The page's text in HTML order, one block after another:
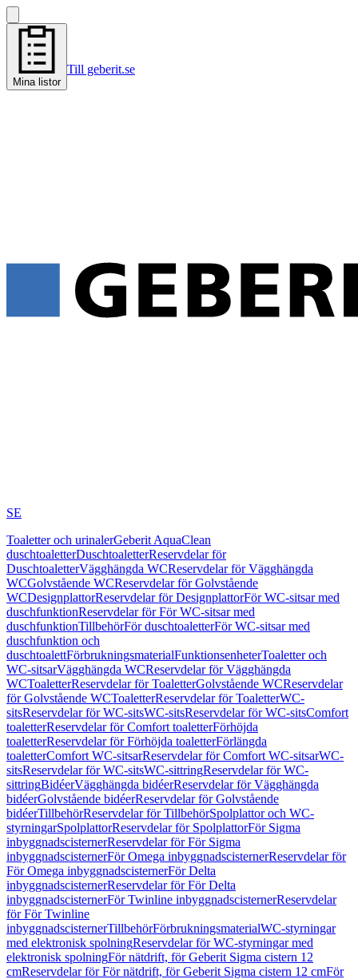
Mina listor
Till geberit.se
SE
Toaletter och urinalerGeberit AquaClean
duschtoaletterDuschtoaletterReservdelar för
DuschtoaletterVägghängda WCReservdelar för Vägghängda
WCGolvstående WCReservdelar för Golvstående
WCDesignplattorReservdelar för DesignplattorFör WC-sitsar med
duschfunktionReservdelar för För WC-sitsar med
duschfunktionTillbehörFör duschtoaletterFör WC-sitsar med
duschfunktion och
duschtoalettFörbrukningsmaterialFunktionsenheterToaletter och
WC-sitsarVägghängda WCReservdelar för Vägghängda
WCToaletterReservdelar för ToaletterGolvstående WCReservdelar
för Golvstående WCToaletterReservdelar för ToaletterWC-
sitsReservdelar för WC-sitsWC-sitsReservdelar för WC-sitsComfort
toaletterReservdelar för Comfort toaletterFörhöjda
toaletterReservdelar för Förhöjda toaletterFörlängda
toaletterComfort WC-sitsarReservdelar för Comfort WC-sitsarWC-
sitsReservdelar för WC-sitsWC-sittringReservdelar för WC-
sittringBidéerVägghängda bidéerReservdelar för Vägghängda
bidéerGolvstående bidéerReservdelar för Golvstående
bidéerTillbehörReservdelar för TillbehörSpolplattor och WC-
styrningarSpolplattorReservdelar för SpolplattorFör Sigma
inbyggnadscisternerReservdelar för För Sigma
inbyggnadscisternerFör Omega inbyggnadscisternerReservdelar för
För Omega inbyggnadscisternerFör Delta
inbyggnadscisternerReservdelar för För Delta
inbyggnadscisternerFör Twinline inbyggnadscisternerReservdelar
för För Twinline
inbyggnadscisternerTillbehörFörbrukningsmaterialWC-styrningar
med elektronisk spolningReservdelar för WC-styrningar med
elektronisk spolningFör nätdrift, för Geberit Sigma cistern 12
cmReservdelar för För nätdrift, för Geberit Sigma cistern 12 cmFör